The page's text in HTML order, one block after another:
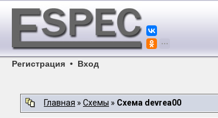
Регистрация • Вход
Главная » Схемы » Схема devrea00